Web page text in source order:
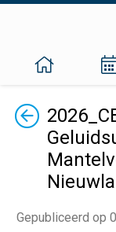
Terug
Gepubliceerd op